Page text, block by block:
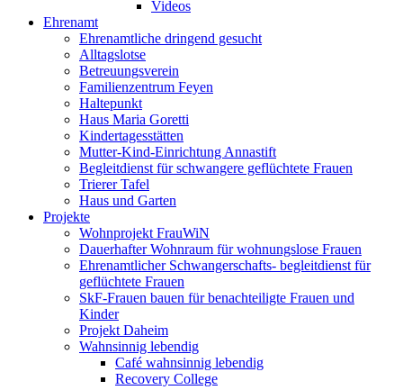
Videos
Ehrenamt
Ehrenamtliche dringend gesucht
Alltagslotse
Betreuungsverein
Familienzentrum Feyen
Haltepunkt
Haus Maria Goretti
Kindertagesstätten
Mutter-Kind-Einrichtung Annastift
Begleitdienst für schwangere geflüchtete Frauen
Trierer Tafel
Haus und Garten
Projekte
Wohnprojekt FrauWiN
Dauerhafter Wohnraum für wohnungslose Frauen
Ehrenamtlicher Schwangerschafts- begleitdienst für
geflüchtete Frauen
SkF-Frauen bauen für benachteiligte Frauen und
Kinder
Projekt Daheim
Wahnsinnig lebendig
Café wahnsinnig lebendig
Recovery College